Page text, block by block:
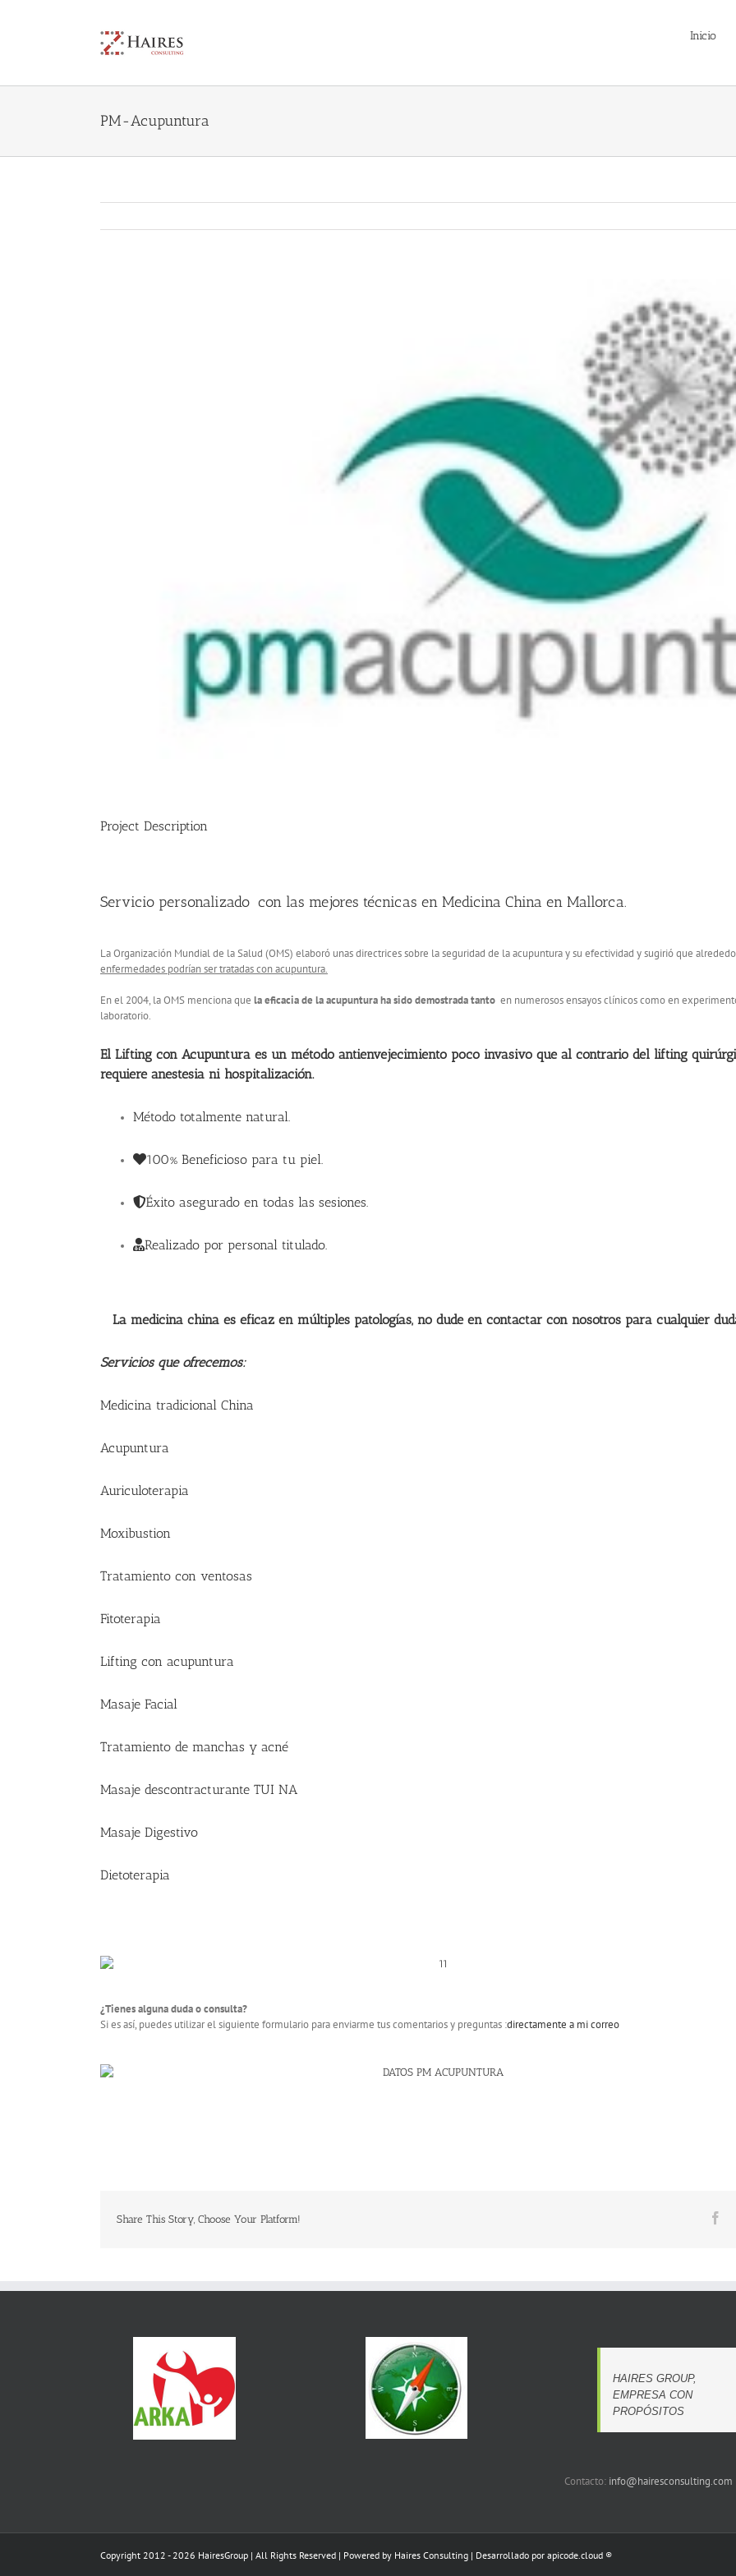
Inicio
PM-Acupuntura
Project Description
Servicio personalizado con las mejores técnicas en Medicina China en Mallorca.
La Organización Mundial de la Salud (OMS) elaboró unas directrices sobre la seguridad de la acupuntura y su efectividad y sugirió que
enfermedades podrían ser tratadas con acupuntura.
En el 2004, la OMS menciona que la eficacia de la acupuntura ha sido demostrada tanto en numerosos ensayos clínicos como en
laboratorio.
El Lifting con Acupuntura es un método antienvejecimiento poco invasivo que al contrario del lifting
requiere anestesia ni hospitalización.
Método totalmente natural.
100% Beneficioso para tu piel.
Éxito asegurado en todas las sesiones.
Realizado por personal titulado.
La medicina china es eficaz en múltiples patologías, no dude en contactar con nosotros para cualquier
Servicios que ofrecemos:
Medicina tradicional China
Acupuntura
Auriculoterapia
Moxibustion
Tratamiento con ventosas
Fitoterapia
Lifting con acupuntura
Masaje Facial
Tratamiento de manchas y acné
Masaje descontracturante TUI NA
Masaje Digestivo
Dietoterapia
¿Tienes alguna duda o consulta?
Si es así, puedes utilizar el siguiente formulario para enviarme tus comentarios y preguntas :directamente a mi correo
Share This Story, Choose Your Platform!
HAIRES GROUP,
EMPRESA CON
PROPÓSITOS
Contacto: info@hairesconsulting.com
Copyright 2012 - 2026 HairesGroup | All Rights Reserved | Powered by Haires Consulting | Desarrollado por apicode.cloud ®